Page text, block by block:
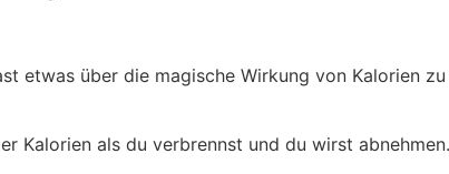
etwas über die magische Wirkung von Kalorien
Kalorien als du verbrennst und du wirst